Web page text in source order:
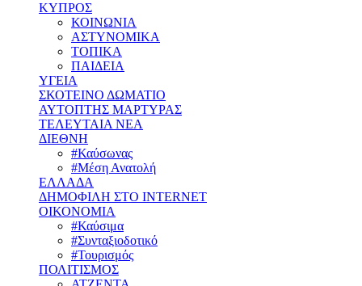
ΚΥΠΡΟΣ
ΚΟΙΝΩΝΙΑ
ΑΣΤΥΝΟΜΙΚΑ
ΤΟΠΙΚΑ
ΠΑΙΔΕΙΑ
ΥΓΕΙΑ
ΣΚΟΤΕΙΝΟ ΔΩΜΑΤΙΟ
ΑΥΤΟΠΤΗΣ ΜΑΡΤΥΡΑΣ
ΤΕΛΕΥΤΑΙΑ ΝΕΑ
ΔΙΕΘΝΗ
#Καύσωνας
#Μέση Ανατολή
ΕΛΛΑΔΑ
ΔΗΜΟΦΙΛΗ ΣΤΟ INTERNET
ΟΙΚΟΝΟΜΙΑ
#Καύσιμα
#Συνταξιοδοτικό
#Τουρισμός
ΠΟΛΙΤΙΣΜΟΣ